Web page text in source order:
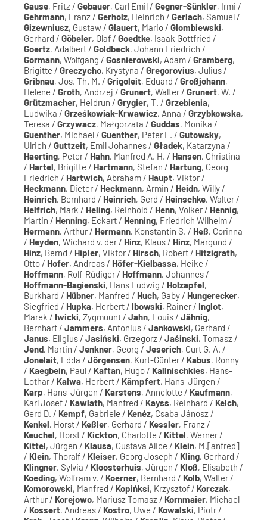
Gause, Fritz / Gebauer, Carl Emil / Gegner-Sünkler, Irmi /
Gehrmann, Franz / Gerholz, Heinrich / Gerlach, Samuel /
Gizewniusz, Gustaw / Glauert, Mario / Glombiewski,
Gerhard / Göbeler, Olaf / Goedtke, Isaak Gottfried /
Goertz, Adalbert / Goldbeck, Johann Friedrich /
Gormann, Wolfgang / Gosnierowski, Adam / Gramberg,
Brigitte / Greczycho, Krystyna / Gregorovius, Julius /
Gribnau, Jos. Th. M. / Grigoleit, Eduard / Großjohann,
Helene / Groth, Andrzej / Grunert, Walter / Grunert, W. /
Grützmacher, Heidrun / Grygier, T. / Grzebienia,
Ludwika / Grześkowiak-Krwawicz, Anna / Grzybkowska,
Teresa / Grzywacz, Małgorzata / Guddas, Monika /
Guenther, Michael / Guenther, Peter E. / Gutowsky,
Ulrich / Guttzeit, Emil Johannes / Gładek, Katarzyna /
Haerting, Peter / Hahn, Manfred A. H. / Hansen, Christina
/ Hartel, Brigitte / Hartmann, Stefan / Hartung, Georg
Friedrich / Hartwich, Abraham / Haupt, Viktor /
Heckmann, Dieter / Heckmann, Armin / Heidn, Willy /
Heinrich, Bernhard / Heinrich, Gerd / Heinschke, Walter /
Helfrich, Mark / Heling, Reinhold / Henn, Volker / Hennig,
Martin / Henning, Eckart / Henning, Friedrich Wilhelm /
Hermann, Arthur / Hermann, Konstantin S. / Heß, Corinna
/ Heyden, Wichard v. der / Hinz, Klaus / Hinz, Margund /
Hinz, Bernd / Hipler, Viktor / Hirsch, Robert / Hitzigrath,
Otto / Hofer, Andreas / Höfer-Kielbassa, Heike /
Hoffmann, Rolf-Rüdiger / Hoffmann, Johannes /
Hoffmann-Bagienski, Hans Ludwig / Holzapfel,
Burkhard / Hübner, Manfred / Huch, Gaby / Hungerecker,
Siegfried / Hupka, Herbert / Ibowski, Rainer / Inglot,
Marek / Iwicki, Zygmuunt / Jahn, Louis / Jähnig,
Bernhart / Jammers, Antonius / Jankowski, Gerhard /
Janus, Eligius / Jasiński, Grzegorz / Jaśinski, Tomasz /
Jend, Martin / Jenkner, Georg / Jeserich, Curt G. A. /
Jonelait, Edda / Jörgensen, Kurt-Günter / Kabus, Ronny
/ Kaegbein, Paul / Kaftan, Hugo / Kallnischkies, Hans-
Lothar / Kalwa, Herbert / Kämpfert, Hans-Jürgen /
Karp, Hans-Jürgen / Karstens, Annelotte / Kaufmann,
Karl Josef / Kawlath, Manfred / Kayss, Reinhard / Kelch,
Gerd D. / Kempf, Gabriele / Kenéz, Csaba Jánosz /
Kenkel, Horst / Keßler, Gerhard / Kessler, Franz /
Keuchel, Horst / Kickton, Charlotte / Kittel, Werner /
Kittel, Jürgen / Klausa, Gustava Alice / Klein, M.[anfred]
/ Klein, Thoralf / Kleiser, Georg Joseph / Kling, Gerhard /
Klingner, Sylvia / Kloosterhuis, Jürgen / Kloß, Elisabeth /
Koeding, Wolfram v. / Koerner, Bernhard / Kolb, Walter /
Komorowski, Manfred / Kopińksi, Krzysztof / Korczak,
Arthur / Korejowo, Mariusz Tomasz / Kornmaier, Michael
/ Kossert, Andreas / Kostro, Uwe / Kowalski, Piotr /